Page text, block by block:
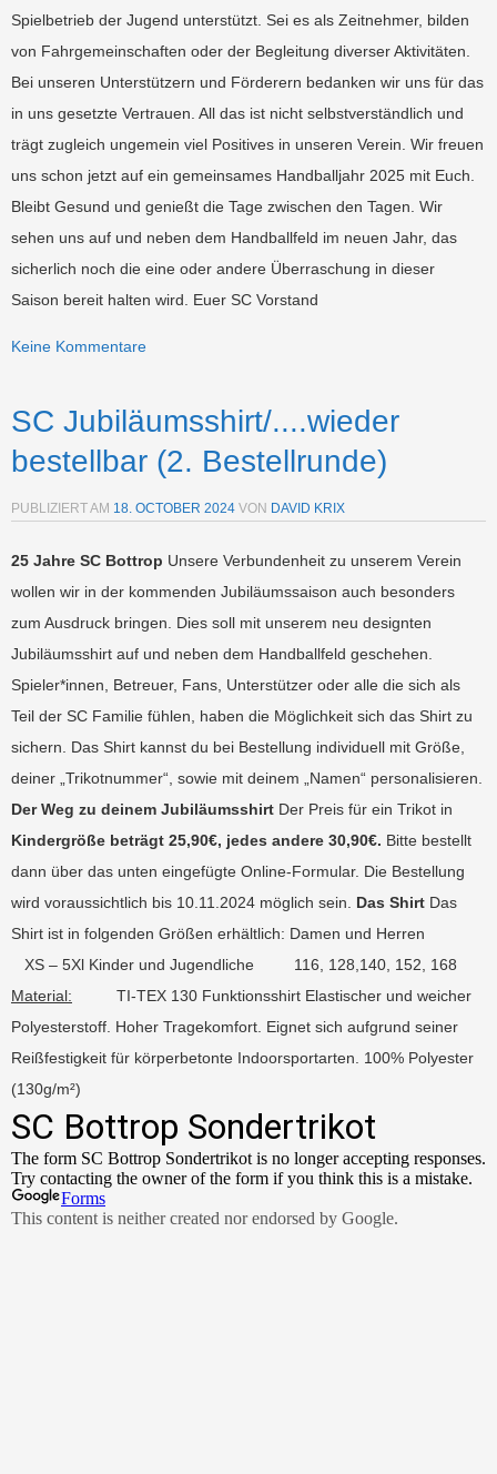
Spielbetrieb der Jugend unterstützt. Sei es als Zeitnehmer, bilden
von Fahrgemeinschaften oder der Begleitung diverser Aktivitäten.
Bei unseren Unterstützern und Förderern bedanken wir uns für das
in uns gesetzte Vertrauen. All das ist nicht selbstverständlich und
trägt zugleich ungemein viel Positives in unseren Verein. Wir freuen
uns schon jetzt auf ein gemeinsames Handballjahr 2025 mit Euch.
Bleibt Gesund und genießt die Tage zwischen den Tagen. Wir
sehen uns auf und neben dem Handballfeld im neuen Jahr, das
sicherlich noch die eine oder andere Überraschung in dieser
Saison bereit halten wird. Euer SC Vorstand
Keine Kommentare
SC Jubiläumsshirt/....wieder
bestellbar (2. Bestellrunde)
PUBLIZIERT AM 18. OCTOBER 2024 VON DAVID KRIX
25 Jahre SC Bottrop Unsere Verbundenheit zu unserem Verein
wollen wir in der kommenden Jubiläumssaison auch besonders
zum Ausdruck bringen. Dies soll mit unserem neu designten
Jubiläumsshirt auf und neben dem Handballfeld geschehen.
Spieler*innen, Betreuer, Fans, Unterstützer oder alle die sich als
Teil der SC Familie fühlen, haben die Möglichkeit sich das Shirt zu
sichern. Das Shirt kannst du bei Bestellung individuell mit Größe,
deiner „Trikotnummer“, sowie mit deinem „Namen“ personalisieren.
Der Weg zu deinem Jubiläumsshirt Der Preis für ein Trikot in
Kindergröße beträgt 25,90€, jedes andere 30,90€. Bitte bestellt
dann über das unten eingefügte Online-Formular. Die Bestellung
wird voraussichtlich bis 10.11.2024 möglich sein. Das Shirt Das
Shirt ist in folgenden Größen erhältlich: Damen und Herren
XS – 5Xl Kinder und Jugendliche 116, 128,140, 152, 168
Material: TI-TEX 130 Funktionsshirt Elastischer und weicher
Polyesterstoff. Hoher Tragekomfort. Eignet sich aufgrund seiner
Reißfestigkeit für körperbetonte Indoorsportarten. 100% Polyester
(130g/m²)